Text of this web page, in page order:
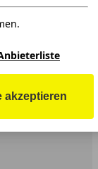
akzeptieren